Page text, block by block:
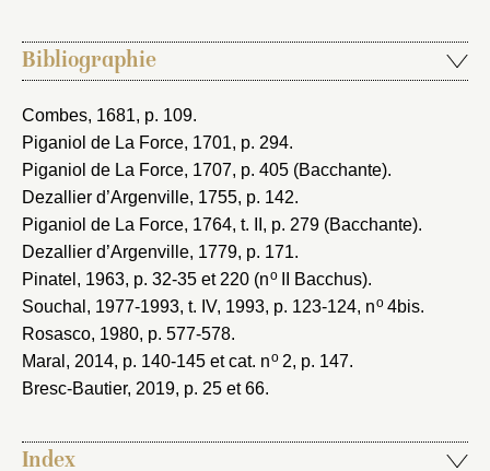
Bibliographie
Combes, 1681, p. 109.
Piganiol de La Force, 1701, p. 294.
Piganiol de La Force, 1707, p. 405 (Bacchante).
Dezallier d’Argenville, 1755, p. 142.
Piganiol de La Force, 1764, t. II, p. 279 (Bacchante).
Dezallier d’Argenville, 1779, p. 171.
Pinatel, 1963, p. 32-35 et 220 (noII Bacchus).
Souchal, 1977-1993, t. IV, 1993, p. 123-124, no4bis.
Rosasco, 1980, p. 577-578.
Maral, 2014, p. 140-145 et cat. no2, p. 147.
Bresc-Bautier, 2019, p. 25 et 66.
Index